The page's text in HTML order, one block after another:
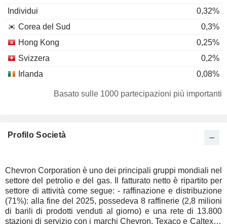
Individui
0,32%
Corea del Sud
0,3%
Hong Kong
0,25%
Svizzera
0,2%
Irlanda
0,08%
Lussemburgo
0,07%
Italia
0,04%
Repubblica Ceca
0,03%
Finlandia
0,02%
Brasile
0,02%
Cina
0,01%
Basato sulle 1000 partecipazioni più importanti
Profilo Società
Chevron Corporation è uno dei principali gruppi mondiali nel
settore del petrolio e del gas. Il fatturato netto è ripartito per
settore di attività come segue: - raffinazione e distribuzione
(71%): alla fine del 2025, possedeva 8 raffinerie (2,8 milioni
di barili di prodotti venduti al giorno) e una rete di 13.800
stazioni di servizio con i marchi Chevron, Texaco e Caltex in